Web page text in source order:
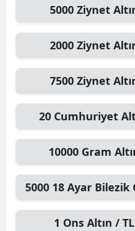
5000 Ziynet
2000 Ziynet
7500 Ziynet
20 Cumhuriyet
10000 Gram
5000 18 Ayar Bilezik
1 Ons Altın / TL